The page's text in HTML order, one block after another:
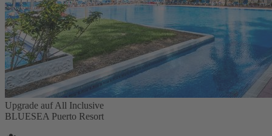
Upgrade auf All Inclusive
BLUESEA Puerto Resort